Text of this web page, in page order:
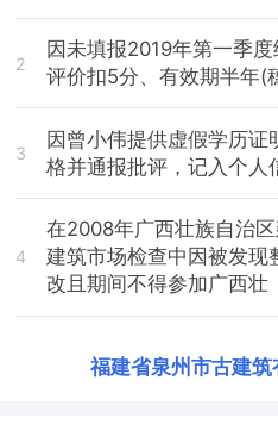
2
因未填报2019年第一季
评价扣5分、有效期半年(
3
因曾小伟提供虚假学历证
格并通报批评，记入个人
4
在2008年广西壮族自治
建筑市场检查中因被发现
改且期间不得参加广西壮
福建省泉州市古建筑